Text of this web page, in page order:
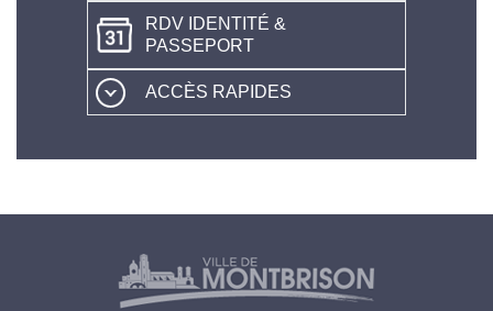
RDV IDENTITÉ &
PASSEPORT
ACCÈS RAPIDES